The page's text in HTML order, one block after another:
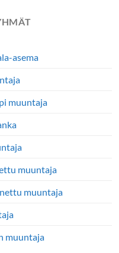
asema
muuntaja
muuntaja
muuntaja
muuntaja